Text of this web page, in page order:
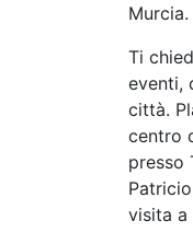
Murcia.
Ti
eventi,
città.
centro
presso
visita a